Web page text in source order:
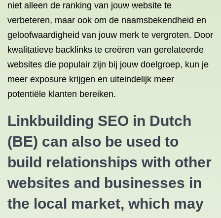
niet alleen de ranking van jouw website te
verbeteren, maar ook om de naamsbekendheid en
geloofwaardigheid van jouw merk te vergroten. Door
kwalitatieve backlinks te creëren van gerelateerde
websites die populair zijn bij jouw doelgroep, kun je
meer exposure krijgen en uiteindelijk meer
potentiële klanten bereiken.
Linkbuilding SEO in Dutch
(BE) can also be used to
build relationships with other
websites and businesses in
the local market, which may